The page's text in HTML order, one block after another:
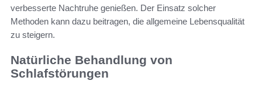
verbesserte Nachtruhe genießen. Der Einsatz solcher
Methoden kann dazu beitragen, die allgemeine Lebensqualität
zu steigern.
Natürliche Behandlung von
Schlafstörungen